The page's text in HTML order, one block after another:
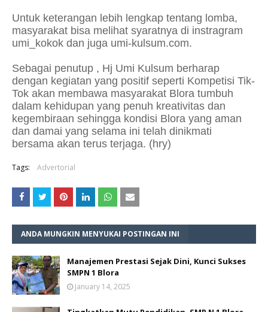
Untuk keterangan lebih lengkap tentang lomba,
masyarakat bisa melihat syaratnya di instragram
umi_kokok dan juga umi-kulsum.com.
Sebagai penutup , Hj Umi Kulsum berharap
dengan kegiatan yang positif seperti Kompetisi Tik-
Tok akan membawa masyarakat Blora tumbuh
dalam kehidupan yang penuh kreativitas dan
kegembiraan sehingga kondisi Blora yang aman
dan damai yang selama ini telah dinikmati
bersama akan terus terjaga. (hry)
Tags: Advertorial
ANDA MUNGKIN MENYUKAI POSTINGAN INI
Manajemen Prestasi Sejak Dini, Kunci Sukses
SMPN 1 Blora
January 14, 2025